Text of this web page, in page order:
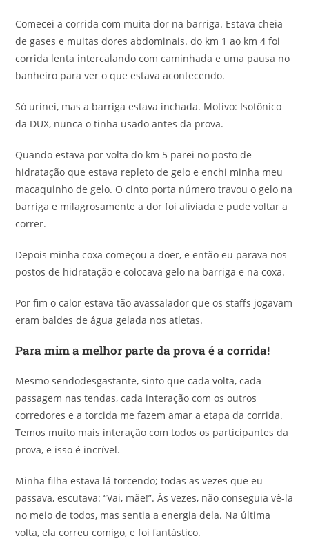
Comecei a corrida com muita dor na barriga. Estava cheia
de gases e muitas dores abdominais. do km 1 ao km 4 foi
corrida lenta intercalando com caminhada e uma pausa no
banheiro para ver o que estava acontecendo.
Só urinei, mas a barriga estava inchada. Motivo: Isotônico
da DUX, nunca o tinha usado antes da prova.
Quando estava por volta do km 5 parei no posto de
hidratação que estava repleto de gelo e enchi minha meu
macaquinho de gelo. O cinto porta número travou o gelo na
barriga e milagrosamente a dor foi aliviada e pude voltar a
correr.
Depois minha coxa começou a doer, e então eu parava nos
postos de hidratação e colocava gelo na barriga e na coxa.
Por fim o calor estava tão avassalador que os staffs jogavam
eram baldes de água gelada nos atletas.
Para mim a melhor parte da prova é a corrida!
Mesmo sendodesgastante, sinto que cada volta, cada
passagem nas tendas, cada interação com os outros
corredores e a torcida me fazem amar a etapa da corrida.
Temos muito mais interação com todos os participantes da
prova, e isso é incrível.
Minha filha estava lá torcendo; todas as vezes que eu
passava, escutava: “Vai, mãe!”. Às vezes, não conseguia vê-la
no meio de todos, mas sentia a energia dela. Na última
volta, ela correu comigo, e foi fantástico.